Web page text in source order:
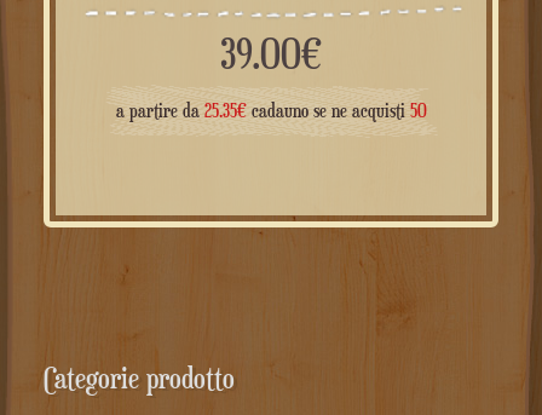
39.00€
a partire da 25.35€cadauno se ne acquisti 50
Categorie prodotto